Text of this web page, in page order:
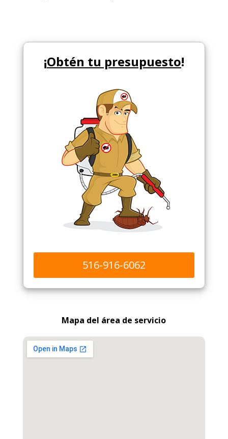
¡Obtén tu presupuesto!
516-916-6062
Mapa del área de servicio